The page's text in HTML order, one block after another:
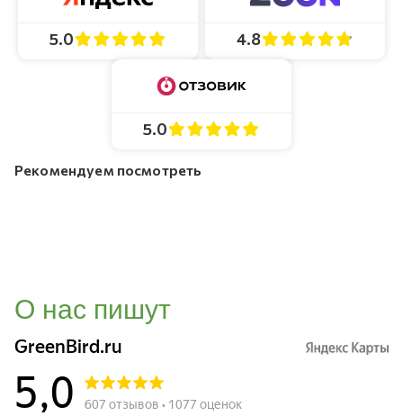
5.0 4.8
5.0
Рекомендуем посмотреть
О нас пишут